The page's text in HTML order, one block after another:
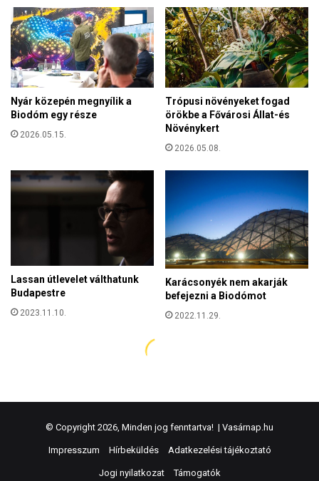
© Copyright 2026, Minden jog fenntartva! | Vasárnap.hu
Impresszum Hírbeküldés Adatkezelési tájékoztató
Jogi nyilatkozat Támogatók